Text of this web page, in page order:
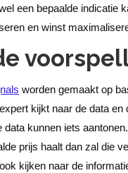
een bepaalde indicatie
en winst
worden gemaakt op
kijkt naar de data
kunnen iets
prijs haalt dan zal die
kijken naar de